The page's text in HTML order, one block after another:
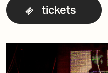
tickets